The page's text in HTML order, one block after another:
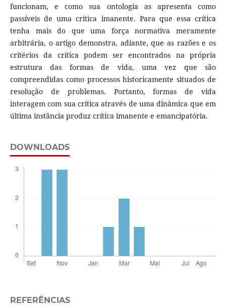
funcionam, e como sua ontologia as apresenta como
passíveis de uma crítica imanente. Para que essa crítica
tenha mais do que uma força normativa meramente
arbitrária, o artigo demonstra, adiante, que as razões e os
critérios da crítica podem ser encontrados na própria
estrutura das formas de vida, uma vez que são
compreendidas como processos historicamente situados de
resolução de problemas. Portanto, formas de vida
interagem com sua crítica através de uma dinâmica que em
última instância produz crítica imanente e emancipatória.
DOWNLOADS
REFERÊNCIAS